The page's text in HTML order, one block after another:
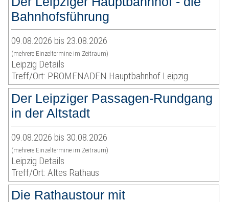
Bahnhofsführung
09.08.2026 bis 23.08.2026
(mehrere Einzeltermine im Zeitraum)
Leipzig Details
Treff/Ort: PROMENADEN Hauptbahnhof Leipzig
Der Leipziger Passagen-Rundgang
in der Altstadt
09.08.2026 bis 30.08.2026
(mehrere Einzeltermine im Zeitraum)
Leipzig Details
Treff/Ort: Altes Rathaus
Die Rathaustour mit